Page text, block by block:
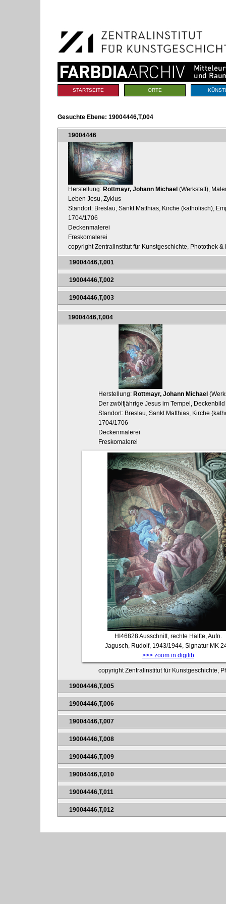
Navigation
Sektionen
STARTSEITE ORTE
Gesuchte Ebene: 19004446,T,004
19004446
Herstellung: Rottmayr, Johann Michael (Werkstatt),
Leben Jesu, Zyklus
Standort: Breslau, Sankt Matthias, Kirche (katholisch),
1704/1706
Deckenmalerei
Freskomalerei
copyright Zentralinstitut für Kunstgeschichte, Photothek &
19004446,T,001
19004446,T,002
19004446,T,003
19004446,T,004
Herstellung: Rottmayr, Johann Michael
Der zwölfjährige Jesus im Tempel, Deckenbild
Standort: Breslau, Sankt Matthias, Kirche
1704/1706
Deckenmalerei
Freskomalerei
HI46828Ausschnitt, rechte Hälfte, Aufn.
Jagusch, Rudolf, 1943/1944, Signatur MK
>>> zoom in digilib
copyright Zentralinstitut für Kunstgeschichte,
19004446,T,005
19004446,T,006
19004446,T,007
19004446,T,008
19004446,T,009
19004446,T,010
19004446,T,011
19004446,T,012